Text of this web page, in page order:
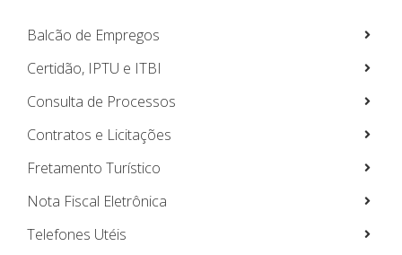
Balcão de Empregos
Certidão, IPTU e ITBI
Consulta de Processos
Contratos e Licitações
Fretamento Turístico
Nota Fiscal Eletrônica
Telefones Utéis